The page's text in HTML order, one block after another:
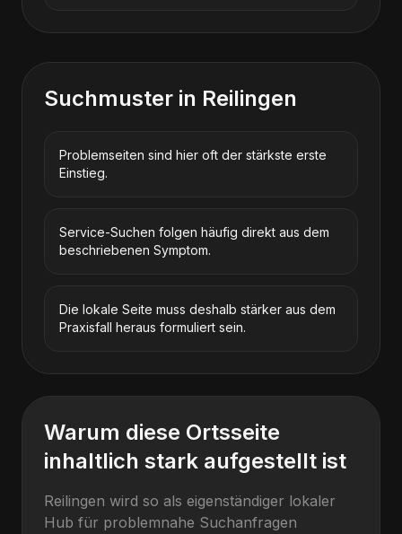
Suchmuster in Reilingen
Problemseiten sind hier oft der stärkste erste
Einstieg.
Service-Suchen folgen häufig direkt aus dem
beschriebenen Symptom.
Die lokale Seite muss deshalb stärker aus dem
Praxisfall heraus formuliert sein.
Warum diese Ortsseite
inhaltlich stark aufgestellt ist
Reilingen wird so als eigenständiger lokaler
Hub für problemnahe Suchanfragen